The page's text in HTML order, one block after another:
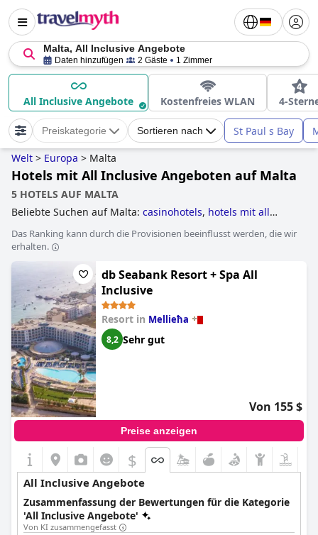
Malta, All Inclusive Angebote
Daten hinzufügen 2 Gäste 1 Zimmer
All Inclusive Angebote Kostenfreies WLAN 4-
Preiskategorie Sortieren nach St Paul s Bay
Welt > Europa > Malta
Hotels mit All Inclusive Angeboten auf Malta
5 HOTELS AUF MALTA
Beliebte Suchen auf Malta: casinohotels, hotels mit all
boutique-stil,hotels mit infinity-pool,5-sterne-hotels,yoga
hotels,erwachsenenhotels
4-sterne-hotels
Das Ranking kann durch die Provisionen beeinflusst werden, die wir
erhalten.
db Seabank Resort + Spa All
Inclusive
Resort in Mellieħa
8,2 Sehr gut
Von 155 $
Preise anzeigen
$
All Inclusive Angebote
Zusammenfassung der Bewertungen für die Kategorie
'All Inclusive Angebote'
Von KI zusammengefasst